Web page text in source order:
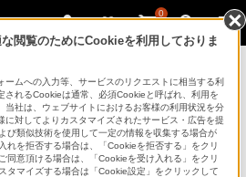
0
閲覧のためにCookieを利用しておりま
ームへの入力等、サービスのリクエストに相当する利
されるCookieは通常、必須Cookieと呼ばれ、利用を
当社は、ウェブサイトにおけるお客様の利用状況を分
に対してよりカスタマイズされたサービス・広告を提
び類似技術を使用して一定の情報を収集する場合が
れを拒否する場合は、「Cookieを拒否する」をクリ
同意頂ける場合は、「Cookieを受け入れる」をクリ
タマイズする場合は「Cookie設定」をクリックして